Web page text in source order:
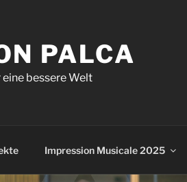
PALCA
bessere Welt
Impression Musicale 2025